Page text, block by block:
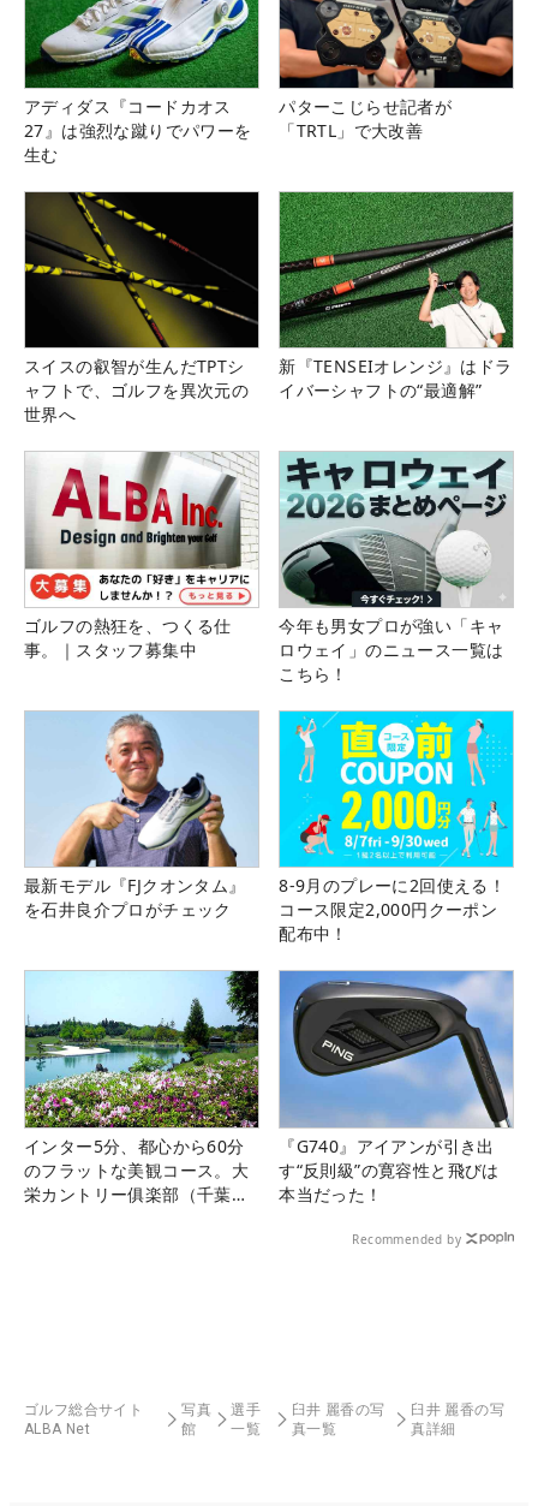
アディダス『コードカオス
27』は強烈な蹴りでパワーを
生む
パターこじらせ記者が
「TRTL」で大改善
スイスの叡智が生んだTPTシ
ャフトで、ゴルフを異次元の
世界へ
新『TENSEIオレンジ』はドラ
イバーシャフトの“最適解”
ゴルフの熱狂を、つくる仕
事。｜スタッフ募集中
今年も男女プロが強い「キャ
ロウェイ」のニュース一覧は
こちら！
最新モデル『FJクオンタム』
を石井良介プロがチェック
8-9月のプレーに2回使える！
コース限定2,000円クーポン
配布中！
インター5分、都心から60分
のフラットな美観コース。大
栄カントリー俱楽部（千葉
『G740』アイアンが引き出
す“反則級”の寛容性と飛びは
本当だった！
Recommended by
ゴルフ総合サイト
ALBA Net
写真
館
選手
一覧
臼井 麗香の写
真一覧
臼井 麗香の写
真詳細